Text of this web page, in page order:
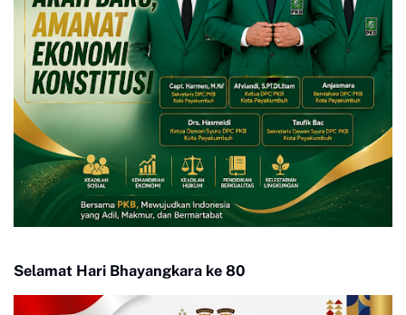
Selamat Hari Bhayangkara ke 80